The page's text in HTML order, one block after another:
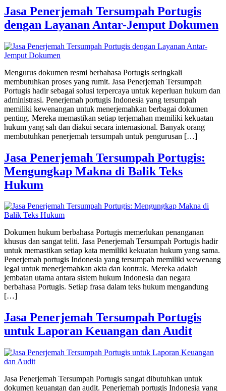
Jasa Penerjemah Tersumpah Portugis
dengan Layanan Antar-Jemput Dokumen
Mengurus dokumen resmi berbahasa Portugis seringkali
membutuhkan proses yang rumit. Jasa Penerjemah Tersumpah
Portugis hadir sebagai solusi terpercaya untuk keperluan hukum dan
administrasi. Penerjemah portugis Indonesia yang tersumpah
memiliki kewenangan untuk menerjemahkan berbagai dokumen
penting. Mereka memastikan setiap terjemahan memiliki kekuatan
hukum yang sah dan diakui secara internasional. Banyak orang
membutuhkan penerjemah tersumpah untuk pengurusan […]
Jasa Penerjemah Tersumpah Portugis:
Mengungkap Makna di Balik Teks
Hukum
Dokumen hukum berbahasa Portugis memerlukan penanganan
khusus dan sangat teliti. Jasa Penerjemah Tersumpah Portugis hadir
untuk memastikan setiap kata memiliki kekuatan hukum yang sama.
Penerjemah portugis Indonesia yang tersumpah memiliki wewenang
legal untuk menerjemahkan akta dan kontrak. Mereka adalah
jembatan utama antara sistem hukum Indonesia dan negara
berbahasa Portugis. Setiap frasa dalam teks hukum mengandung
[…]
Jasa Penerjemah Tersumpah Portugis
untuk Laporan Keuangan dan Audit
Jasa Penerjemah Tersumpah Portugis sangat dibutuhkan untuk
dokumen keuangan dan audit. Penerjemah portugis Indonesia yang